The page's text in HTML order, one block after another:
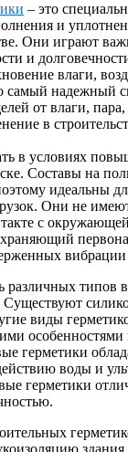
– это
и
Они играют
и
влаги,
самый надежный
от влаги, пара,
в
в условиях
Составы на
идеальны
Они не
с
различных типов
Существуют
виды
герметики
воды и
герметики